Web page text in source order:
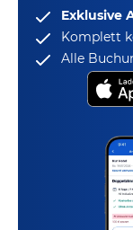
Exklusive
Komplett
Alle